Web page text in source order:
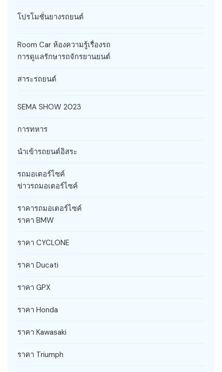
โปรโมชั่นยางรถยนต์
Room Car ห้องความรู้เรื่องรถ
การดูแลรักษารถจักรยานยนต์
สาระรถยนต์
SEMA SHOW 2023
การทหาร
นำเข้ารถยนต์อิสระ
รถมอเตอร์ไซค์
ข่าวรถมอเตอร์ไซค์
ราคารถมอเตอร์ไซค์
ราคา BMW
ราคา CYCLONE
ราคา Ducati
ราคา GPX
ราคา Honda
ราคา Kawasaki
ราคา Triumph